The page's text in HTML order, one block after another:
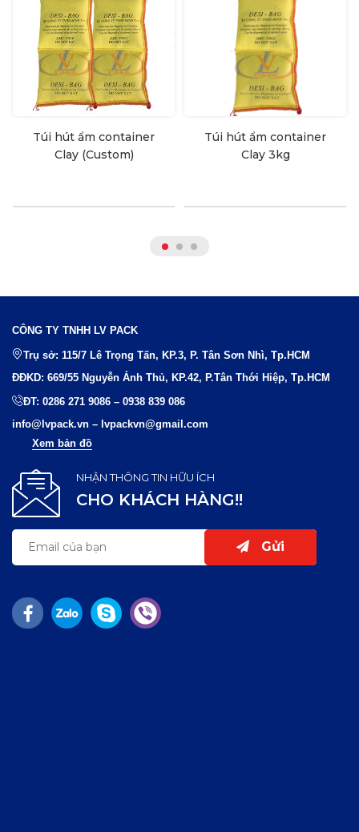
Túi hút ẩm container
Clay (Custom)
Túi hút ẩm container
Clay 3kg
CÔNG TY TNHH LV PACK
Trụ sở: 115/7 Lê Trọng Tấn, KP.3, P. Tân Sơn Nhì, Tp.HCM
ĐĐKD: 669/55 Nguyễn Ảnh Thủ, KP.42, P.Tân Thới Hiệp, Tp.HCM
ĐT: 0286 271 9086 – 0938 839 086
info@lvpack.vn – lvpackvn@gmail.com
Xem bản đồ
NHẬN THÔNG TIN HỮU ÍCH
CHO KHÁCH HÀNG!!
Gửi